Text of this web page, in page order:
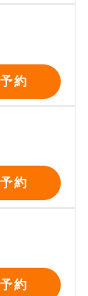
約
約
約